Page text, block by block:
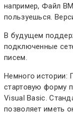
например, Файл
пользуешься.
В будущем
подключенные
писем.
Немного истории:
стартовую форму
Visual Basic.
позволяет иметь